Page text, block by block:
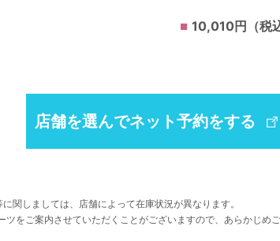
10,010円（税
店舗を選んでネット予約をする
関しましては、店舗によって在庫状況が異なります。
をご案内させていただくことがございますので、あらかじめご